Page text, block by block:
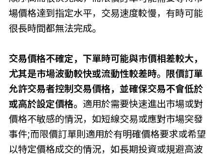
場價格達到指定水平，交易速度較慢，有時可能
很長時間都無法完成。
交易價格不確定，下單時可能與市價相差較大，
尤其是市場波動較快或流動性較差時。限價訂單
允許交易者控制交易價格，並確保交易不會低於
或高於設定價格。 適用於需要快速進出市場或對
價格不敏感的情況，如短線交易或應對市場突發
事件;而限價訂單則適用於有明確價格要求或希望
以特定價格成交的情況，如長期投資或規避高波